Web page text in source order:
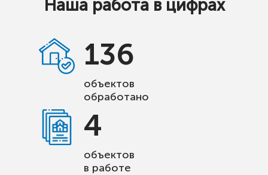
Наша работа в цифрах
136
объектов
обработано
4
объектов
в работе